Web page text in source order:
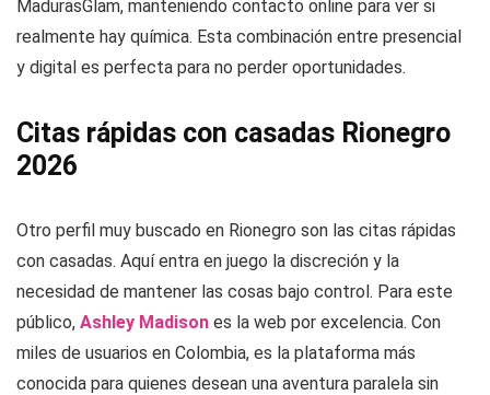
MadurasGlam, manteniendo contacto online para ver si
realmente hay química. Esta combinación entre presencial
y digital es perfecta para no perder oportunidades.
Citas rápidas con casadas Rionegro
2026
Otro perfil muy buscado en Rionegro son las citas rápidas
con casadas. Aquí entra en juego la discreción y la
necesidad de mantener las cosas bajo control. Para este
público, Ashley Madison es la web por excelencia. Con
miles de usuarios en Colombia, es la plataforma más
conocida para quienes desean una aventura paralela sin